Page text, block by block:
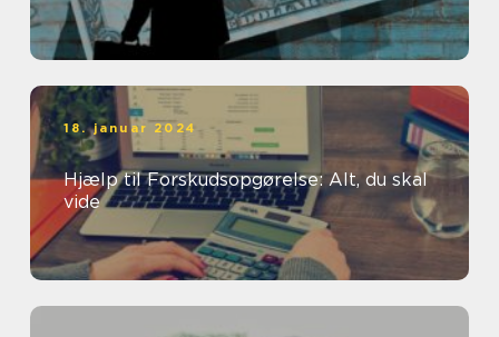
18. januar 2024
Hjælp til Forskudsopgørelse: Alt, du skal
vide